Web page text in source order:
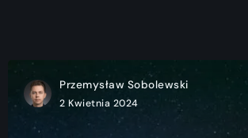
Przemysław Sobolewski
2 Kwietnia 2024